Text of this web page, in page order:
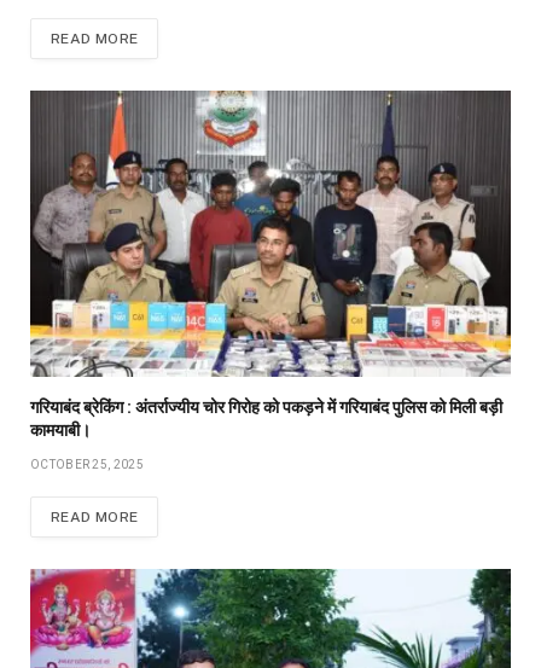
READ MORE
गरियाबंद ब्रेकिंग : अंतर्राज्यीय चोर गिरोह को पकड़ने में गरियाबंद पुलिस को मिली बड़ी
कामयाबी।
OCTOBER 25, 2025
READ MORE